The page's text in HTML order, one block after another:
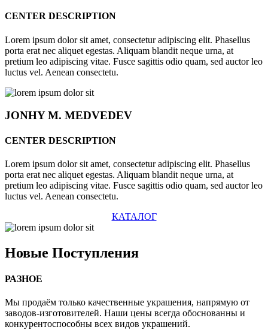
CENTER DESCRIPTION
Lorem ipsum dolor sit amet, consectetur adipiscing elit. Phasellus
porta erat nec aliquet egestas. Aliquam blandit neque urna, at
pretium leo adipiscing vitae. Fusce sagittis odio quam, sed auctor leo
luctus vel. Aenean consectetu.
JONHYM. MEDVEDEV
CENTER DESCRIPTION
Lorem ipsum dolor sit amet, consectetur adipiscing elit. Phasellus
porta erat nec aliquet egestas. Aliquam blandit neque urna, at
pretium leo adipiscing vitae. Fusce sagittis odio quam, sed auctor leo
luctus vel. Aenean consectetu.
КАТАЛОГ
Новые Поступления
РАЗНОЕ
Мы продаём только качественные украшения, напрямую от
заводов-изготовителей. Наши цены всегда обоснованны и
конкурентоспособны всех видов украшений.